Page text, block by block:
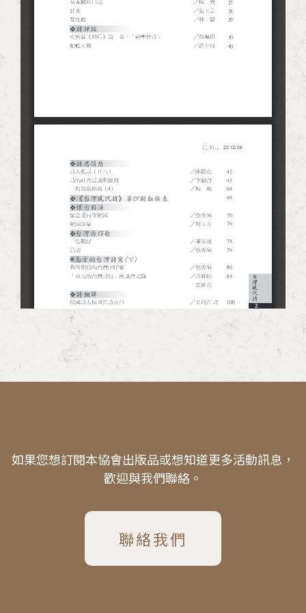
如果您想訂閱本協會出版品或想知道更多活動訊息，
歡迎與我們聯絡。
聯絡我們